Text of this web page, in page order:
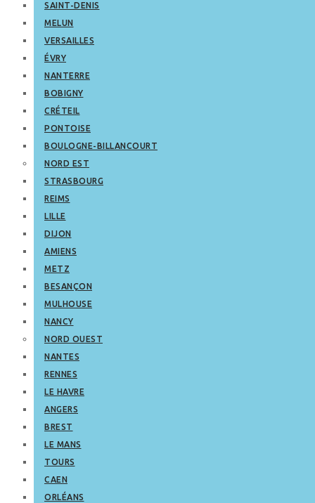
SAINT-DENIS
MELUN
VERSAILLES
ÉVRY
NANTERRE
BOBIGNY
CRÉTEIL
PONTOISE
BOULOGNE-BILLANCOURT
NORD EST
STRASBOURG
REIMS
LILLE
DIJON
AMIENS
METZ
BESANÇON
MULHOUSE
NANCY
NORD OUEST
NANTES
RENNES
LE HAVRE
ANGERS
BREST
LE MANS
TOURS
CAEN
ORLÉANS